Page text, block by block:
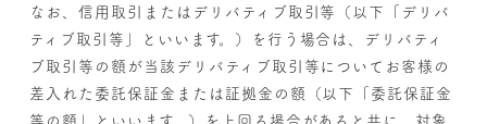
なお、信用取引またはデリバティブ取引等（以下「デリバ
ティブ取引等」といいます。）を行う場合は、デリバティ
ブ取引等の額が当該デリバティブ取引等についてお客様の
差入れた委託保証金または証拠金の額（以下「委託保証金